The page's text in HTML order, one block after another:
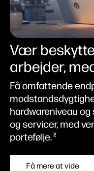
Vær
arbejder,
Få omfattende
hardwareniveau
og servicer, med
portefølje. 2
Få mere at vide